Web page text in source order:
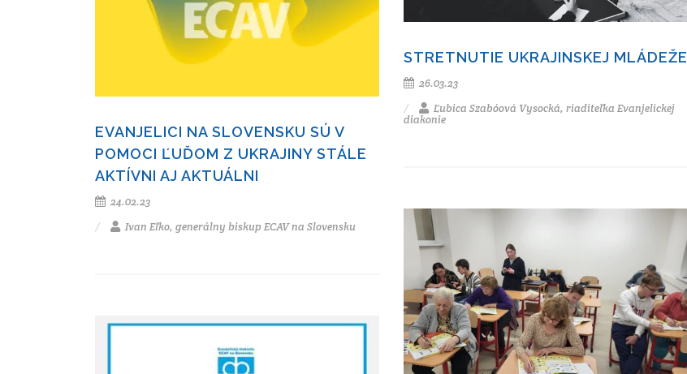
STRETNUTIE UKRAJINSKEJ MLÁDEŽE
26.03.23
Ľubica Szabóová Vysocká, riaditeľka Evanjelickej
diakonie
EVANJELICI NA SLOVENSKU SÚ V
POMOCI ĽUĎOM Z UKRAJINY STÁLE
AKTÍVNI AJ AKTUÁLNI
24.02.23
Ivan Eľko, generálny biskup ECAV na Slovensku